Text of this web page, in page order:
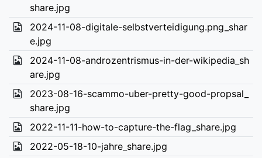
share.jpg
2024-11-08-digitale-selbstverteidigung.png_shar
e.jpg
2024-11-08-androzentrismus-in-der-wikipedia_sh
are.jpg
2023-08-16-scammo-uber-pretty-good-propsal_
share.jpg
2022-11-11-how-to-capture-the-flag_share.jpg
2022-05-18-10-jahre_share.jpg